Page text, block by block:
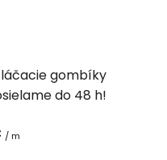
gombíky
/ m